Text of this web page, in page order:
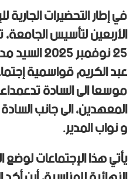
في إطار التحضيرات الجارية
الأربعين لتأسيس
25 نوفمبر
عبد الكريم قواسمية
موسعا الى السادة
المعهدين، الى جانب
و نواب المدير.
يأتي هذا الإجتماعات